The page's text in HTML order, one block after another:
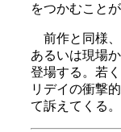
をつかむこと
前作と同様、
あるいは現場
登場する。若
リデイの衝撃
て訴えてくる。